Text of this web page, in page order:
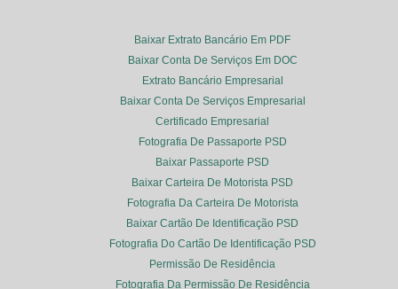
Baixar Extrato Bancário Em PDF
Baixar Conta De Serviços Em DOC
Extrato Bancário Empresarial
Baixar Conta De Serviços Empresarial
Certificado Empresarial
Fotografia De Passaporte PSD
Baixar Passaporte PSD
Baixar Carteira De Motorista PSD
Fotografia Da Carteira De Motorista
Baixar Cartão De Identificação PSD
Fotografia Do Cartão De Identificação PSD
Permissão De Residência
Fotografia Da Permissão De Residência